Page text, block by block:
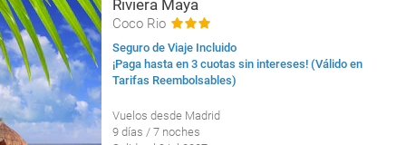
Riviera Maya
Coco Rio
Seguro de Viaje Incluido
¡Paga hasta en 3 cuotas sin intereses! (Válido en
Tarifas Reembolsables)
Vuelos desde Madrid
9 días / 7 noches